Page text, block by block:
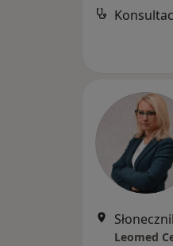
Leomed